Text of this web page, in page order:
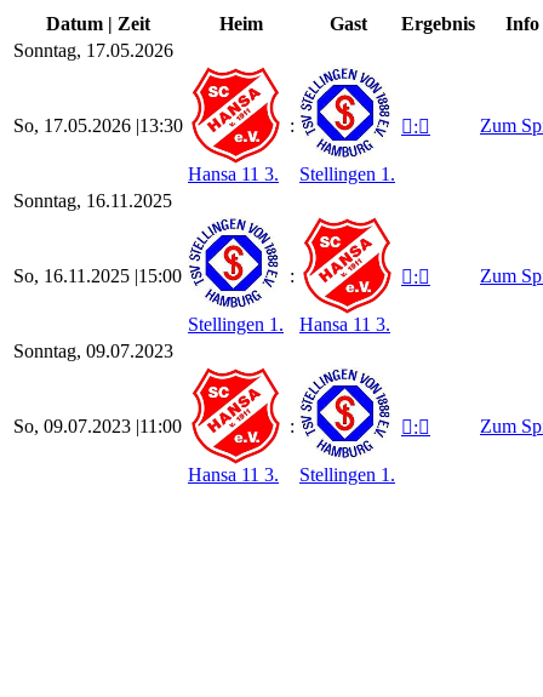
Datum | Zeit Heim Gast Ergebnis
Info
Sonntag, 17.05.2026
So, 17.05.2026 |13:30
Hansa 11 3.
:
Stellingen 1.
: Zum
Sonntag, 16.11.2025
So, 16.11.2025 |15:00
Stellingen 1.
:
Hansa 11 3.
: Zum
Sonntag, 09.07.2023
So, 09.07.2023 |11:00
Hansa 11 3.
:
Stellingen 1.
: Zum